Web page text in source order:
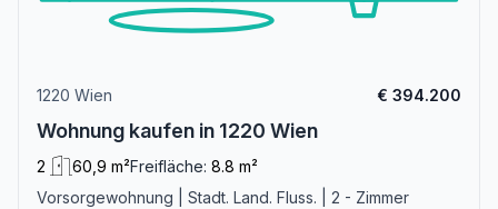
1220 Wien € 394.200
Wohnung kaufen in 1220 Wien
2 60,9 m²Freifläche: 8.8 m²
Vorsorgewohnung | Stadt. Land. Fluss. | 2 - Zimmer